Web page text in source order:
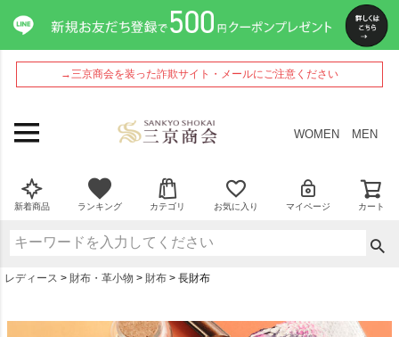
→三京商会を装った詐欺サイト・メールにご注意ください
WOMEN MEN
新着商品 ランキング カテゴリ お気に入り マイページ カート
レディース 財布・革小物 財布 長財布